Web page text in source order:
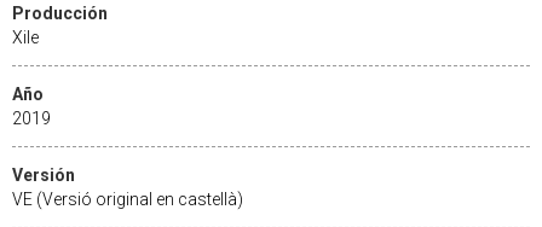
Producción
Xile
Año
2019
Versión
VE (Versió original en castellà)